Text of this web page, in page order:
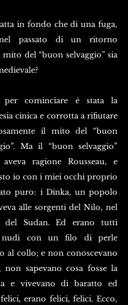
in fondo che di una fuga,
passato di un ritorno
del “buon selvaggio” sia
per cominciare è stata la
cinica e corrotta a rifiutare
il mito del “buon
Ma il “buon selvaggio”
aveva ragione Rousseau, e
io con i miei occhi proprio
puro: i Dinka, un popolo
alle sorgenti del Nilo, nel
del Sudan. Ed erano tutti
nudi con un filo di perle
al collo; e non conoscevano
non sapevano cosa fosse la
e vivevano di baratto ed
erano felici, felici. Ecco,